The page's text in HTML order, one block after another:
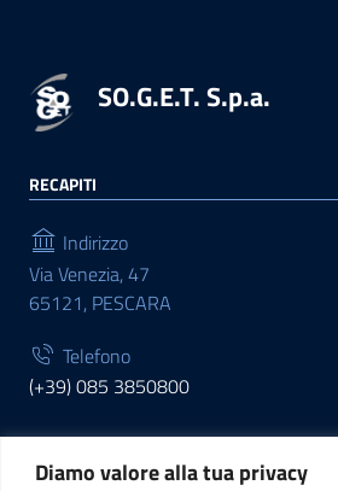
Diamo valore alla tua privacy
SO.G.E.T. S.p.a.
RECAPITI
Indirizzo
Via Venezia, 47
65121, PESCARA
Telefono
(+39) 085 3850800
INFORMAZIONI